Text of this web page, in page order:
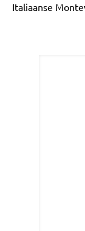
Italiaanse